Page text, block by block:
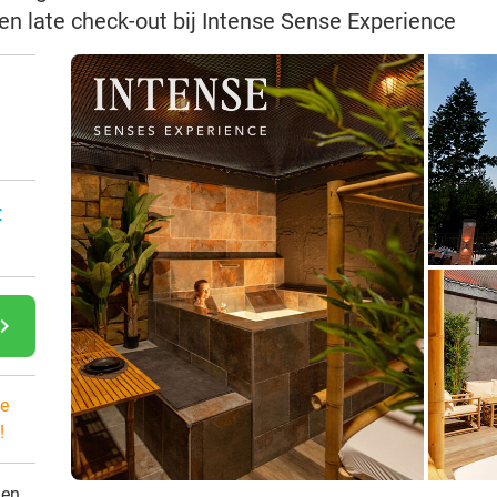
late check-out bij Intense Sense Experience
navigate_next